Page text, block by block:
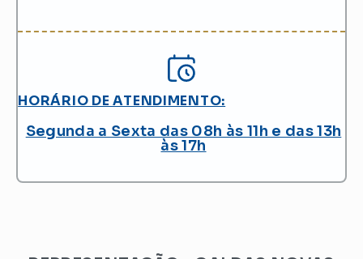
HORÁRIO DE ATENDIMENTO:
Segunda a Sexta das 08h às 11h e das 13h
às 17h